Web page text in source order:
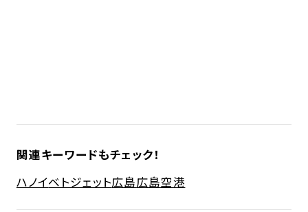
関連キーワードもチェック！
ハノイベトジェット広島広島空港